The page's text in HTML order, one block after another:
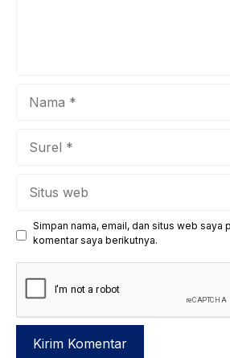
web
Simpan nama, email, dan situs web saya
komentar saya berikutnya.